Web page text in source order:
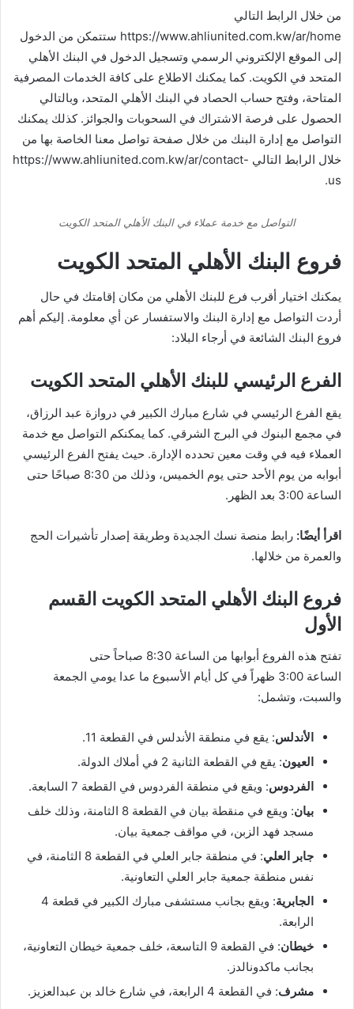
من خلال الرابط التالي
https://www.ahliunited.com.kw/ar/home ستتمكن من الدخول
إلى الموقع الإلكتروني الرسمي وتسجيل الدخول في البنك الأهلي
المتحد في الكويت. كما يمكنك الاطلاع على كافة الخدمات المصرفية
المتاحة، وفتح حساب الحصاد في البنك الأهلي المتحد، وبالتالي
الحصول على فرصة الاشتراك في السحوبات والجوائز. كذلك يمكنك
التواصل مع إدارة البنك من خلال صفحة تواصل معنا الخاصة بها من
خلال الرابط التالي https://www.ahliunited.com.kw/ar/contact-
us.
التواصل مع خدمة عملاء في البنك الأهلي المتحد الكويت
فروع البنك الأهلي المتحد الكويت
يمكنك اختيار أقرب فرع للبنك الأهلي من مكان إقامتك في حال
أردت التواصل مع إدارة البنك والاستفسار عن أي معلومة. إليكم أهم
فروع البنك الشائعة في أرجاء البلاد:
الفرع الرئيسي للبنك الأهلي المتحد الكويت
يقع الفرع الرئيسي في شارع مبارك الكبير في دروازة عبد الرزاق،
في مجمع البنوك في البرج الشرقي. كما يمكنكم التواصل مع خدمة
العملاء فيه في وقت معين تحدده الإدارة. حيث يفتح الفرع الرئيسي
أبوابه من يوم الأحد حتى يوم الخميس، وذلك من 8:30 صباحًا حتى
الساعة 3:00 بعد الظهر.
اقرأ أيضًا: ر ابط منصة نسك الجديدة وطريقة إصدار تأشيرات الحج
والعمرة من خلالها.
فروع البنك الأهلي المتحد الكويت القسم
الأول
تفتح هذه الفروع أبوابها من الساعة 8:30 صباحاً حتى
الساعة 3:00 ظهراً في كل أيام الأسبوع ما عدا يومي الجمعة
والسبت، وتشمل:
الأندلس: يقع في منطقة الأندلس في القطعة 11.
العيون: يقع في القطعة الثانية 2 في أملاك الدولة.
الفردوس: ويقع في منطقة الفردوس في القطعة 7 السابعة.
بيان
: ويقع في منقطة بيان في القطعة 8 الثامنة، وذلك خلف
مسجد فهد الزبن، في مواقف جمعية بيان.
جابر العلي
: في منطقة جابر العلي في القطعة 8 الثامنة، في
نفس منطقة جمعية جابر العلي التعاونية.
الجابرية
: ويقع بجانب مستشفى مبارك الكبير في قطعة 4
الرابعة.
خيطان
: في القطعة 9 التاسعة، خلف جمعية خيطان التعاونية،
بجانب ماكدونالدز.
مشرف: في القطعة 4 الرابعة، في شارع خالد بن عبدالعزيز.